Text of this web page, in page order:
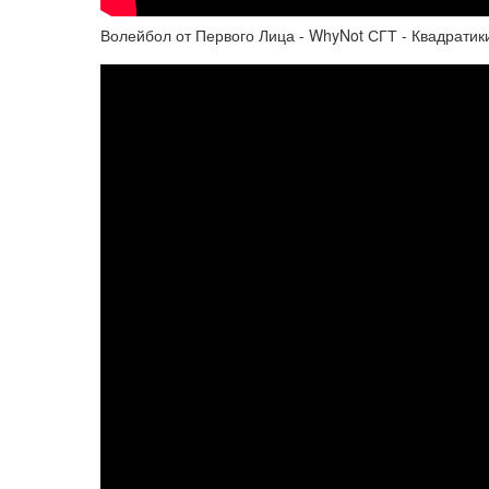
Волейбол от Первого Лица - WhyNot СГТ -